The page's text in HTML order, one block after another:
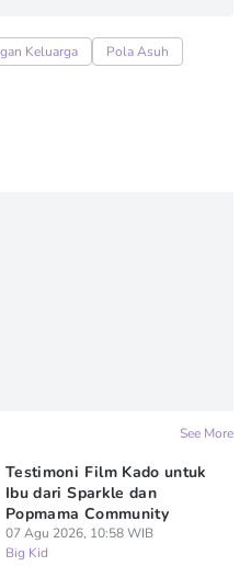
Keluarga
Pola Asuh
See More
Testimoni Film Kado untuk
Ibu dari Sparkle dan
Popmama Community
07 Agu 2026, 10:58 WIB
Big Kid